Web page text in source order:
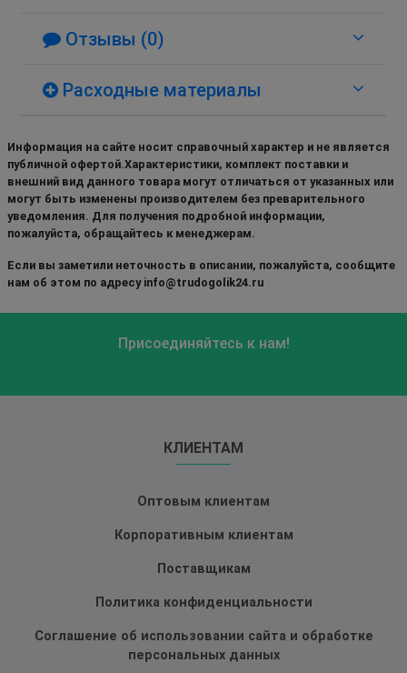
Отзывы (0)
Расходные материалы
Информация на сайте носит справочный характер и не является
публичной офертой.Характеристики, комплект поставки и
внешний вид данного товара могут отличаться от указанных или
могут быть изменены производителем без преварительного
уведомления. Для получения подробной информации,
пожалуйста, обращайтесь к менеджерам.
Если вы заметили неточность в описании, пожалуйста, сообщите
нам об этом по адресу info@trudogolik24.ru
Присоединяйтесь к нам!
КЛИЕНТАМ
Оптовым клиентам
Корпоративным клиентам
Поставщикам
Политика конфиденциальности
Соглашение об использовании сайта и обработке
персональных данных